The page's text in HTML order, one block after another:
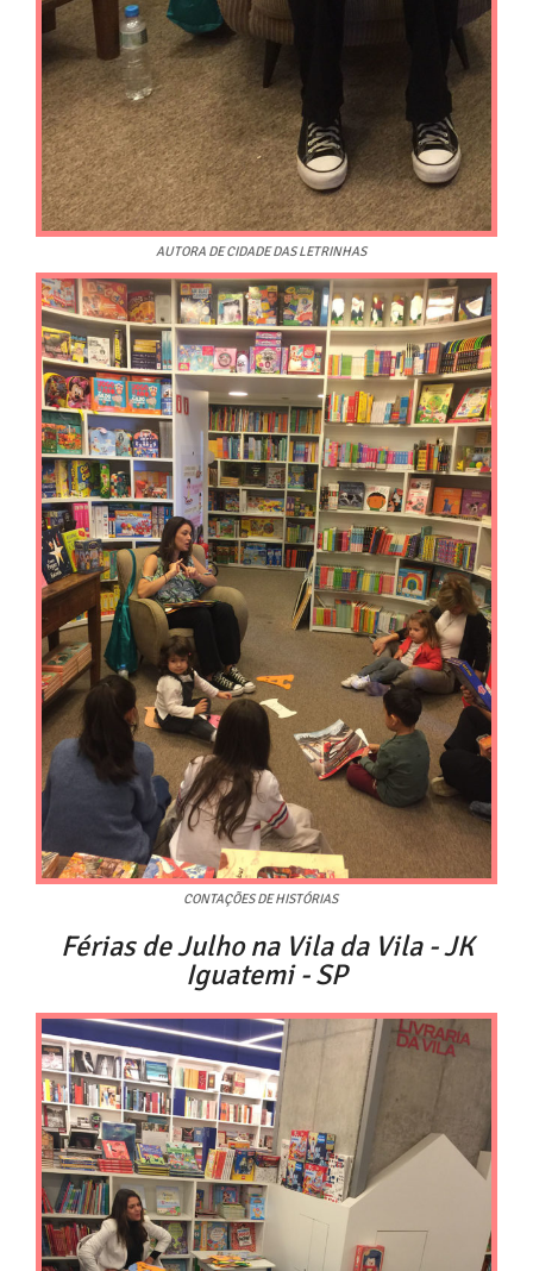
AUTORA DE CIDADE DAS LETRINHAS
CONTAÇÕES DE HISTÓRIAS
Férias de Julho na Vila da Vila - JK
Iguatemi - SP